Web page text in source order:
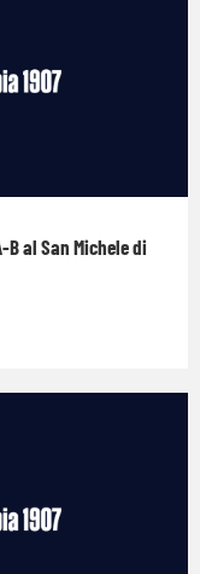
B al San Michele di